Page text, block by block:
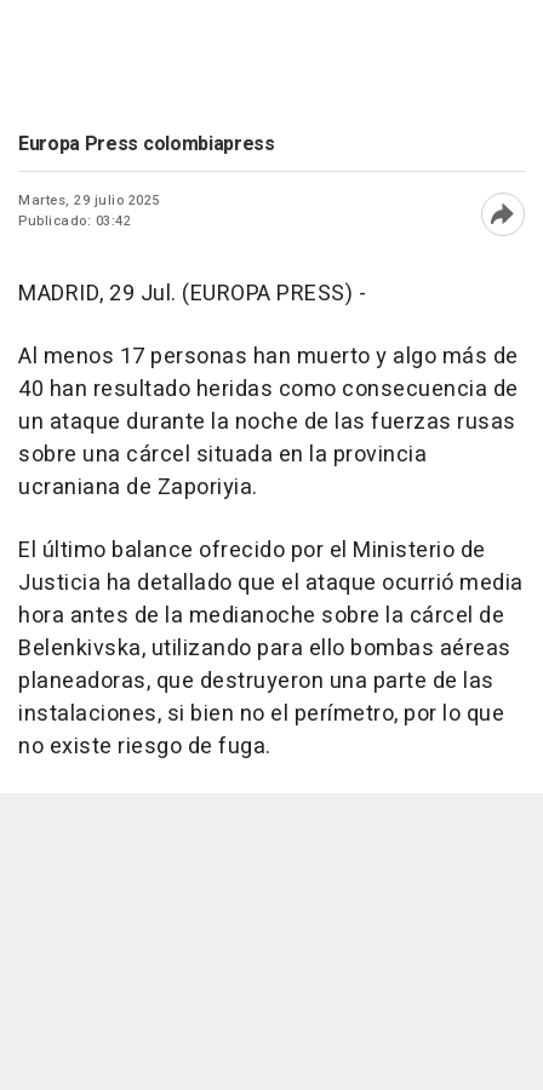
Europa Press colombiapress
Martes, 29 julio 2025
Publicado: 03:42
MADRID, 29 Jul. (EUROPA PRESS) -
Al menos 17 personas han muerto y algo más de
40 han resultado heridas como consecuencia de
un ataque durante la noche de las fuerzas rusas
sobre una cárcel situada en la provincia
ucraniana de Zaporiyia.
El último balance ofrecido por el Ministerio de
Justicia ha detallado que el ataque ocurrió media
hora antes de la medianoche sobre la cárcel de
Belenkivska, utilizando para ello bombas aéreas
planeadoras, que destruyeron una parte de las
instalaciones, si bien no el perímetro, por lo que
no existe riesgo de fuga.